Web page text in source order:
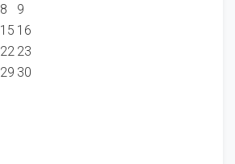
8
9
15 16
22 23
29 30